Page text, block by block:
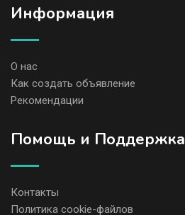
Информация
О нас
Как создать объявление
Рекомендации
Помощь и Поддержка
Контакты
Политика cookie-файлов